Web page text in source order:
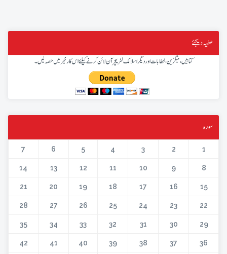
عطیہ دیجئے
کتابیں، میگزین، خطابات اور دیگر اسلامک لٹریچر آن لائن کرنے کیلئے اس کار خیر میں حصہ لیں۔
سورہ
1
2
3
4
5
6
7
8
9
10
11
12
13
14
15
16
17
18
19
20
21
22
23
24
25
26
27
28
29
30
31
32
33
34
35
36
37
38
39
40
41
42